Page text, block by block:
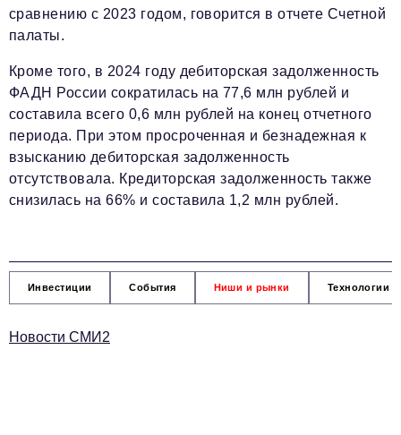
сравнению с 2023 годом, говорится в отчете Счетной
палаты.
Кроме того, в 2024 году дебиторская задолженность
ФАДН России сократилась на 77,6 млн рублей и
составила всего 0,6 млн рублей на конец отчетного
периода. При этом просроченная и безнадежная к
взысканию дебиторская задолженность
отсутствовала. Кредиторская задолженность также
снизилась на 66% и составила 1,2 млн рублей.
Инвестиции События Ниши и рынки Технологии
Новости СМИ2